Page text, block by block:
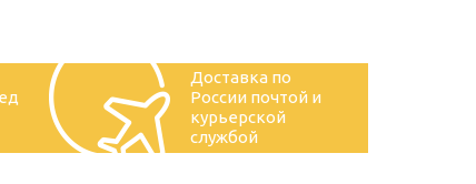
Доставка по
России почтой и
курьерской
службой